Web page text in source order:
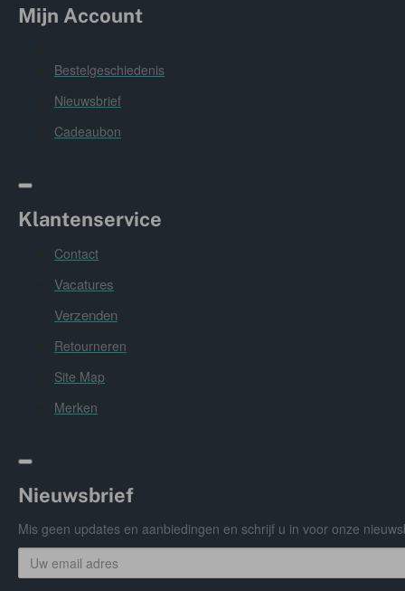
Mijn Account
Bestelgeschiedenis
Nieuwsbrief
Cadeaubon
Klantenservice
Contact
Vacatures
Verzenden
Retourneren
Site Map
Merken
Nieuwsbrief
Mis geen updates en aanbiedingen en schrijf u in voor onze
Uw
email